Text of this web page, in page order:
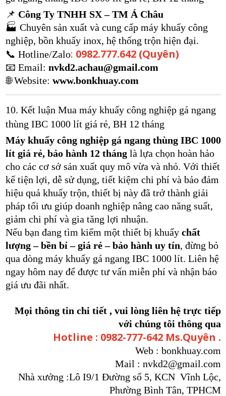
📌 Công Ty TNHH SX – TM Á Châu
🏭 Chuyên sản xuất và cung cấp máy khuấy công
nghiệp, bồn khuấy inox, hệ thống trộn hiện đại.
📞 Hotline/Zalo: 0982.777.642 (Quyên)
📧 Email: nvkd2.achau@gmail.com
🌐 Website: www.bonkhuay.com
10. Kết luận Mua máy khuấy công nghiệp gá ngang
thùng IBC 1000 lít giá rẻ, BH 12 tháng
Máy khuấy công nghiệp gá ngang thùng IBC 1000
lít giá rẻ, bảo hành 12 thánglà lựa chọn hoàn hảo
cho các cơ sở sản xuất quy mô vừa và nhỏ. Với thiết
kế tiện lợi, dễ sử dụng, tiết kiệm chi phí và bảo đảm
hiệu quả khuấy trộn, thiết bị này đã trở thành giải
pháp tối ưu giúp doanh nghiệp nâng cao năng suất,
giảm chi phí và gia tăng lợi nhuận.
Nếu bạn đang tìm kiếm một thiết bị khuấy chất
lượng – bền bỉ – giá rẻ – bảo hành uy tín, đừng bỏ
qua dòng máy khuấy gá ngang IBC 1000 lít. Liên hệ
ngay hôm nay để được tư vấn miễn phí và nhận báo
giá ưu đãi nhất.
Mọi thông tin chi tiết , vui lòng liên hệ trực tiếp
với chúng tôi thông qua
Hotline : 0982-777-642 Ms.Quyên .
Web : bonkhuay.com
Mail : nvkd2@gmail.com
Nhà xưởng :Lô I9/1 Đường số 5, KCN Vĩnh Lộc,
Phường Bình Tân, TPHCM